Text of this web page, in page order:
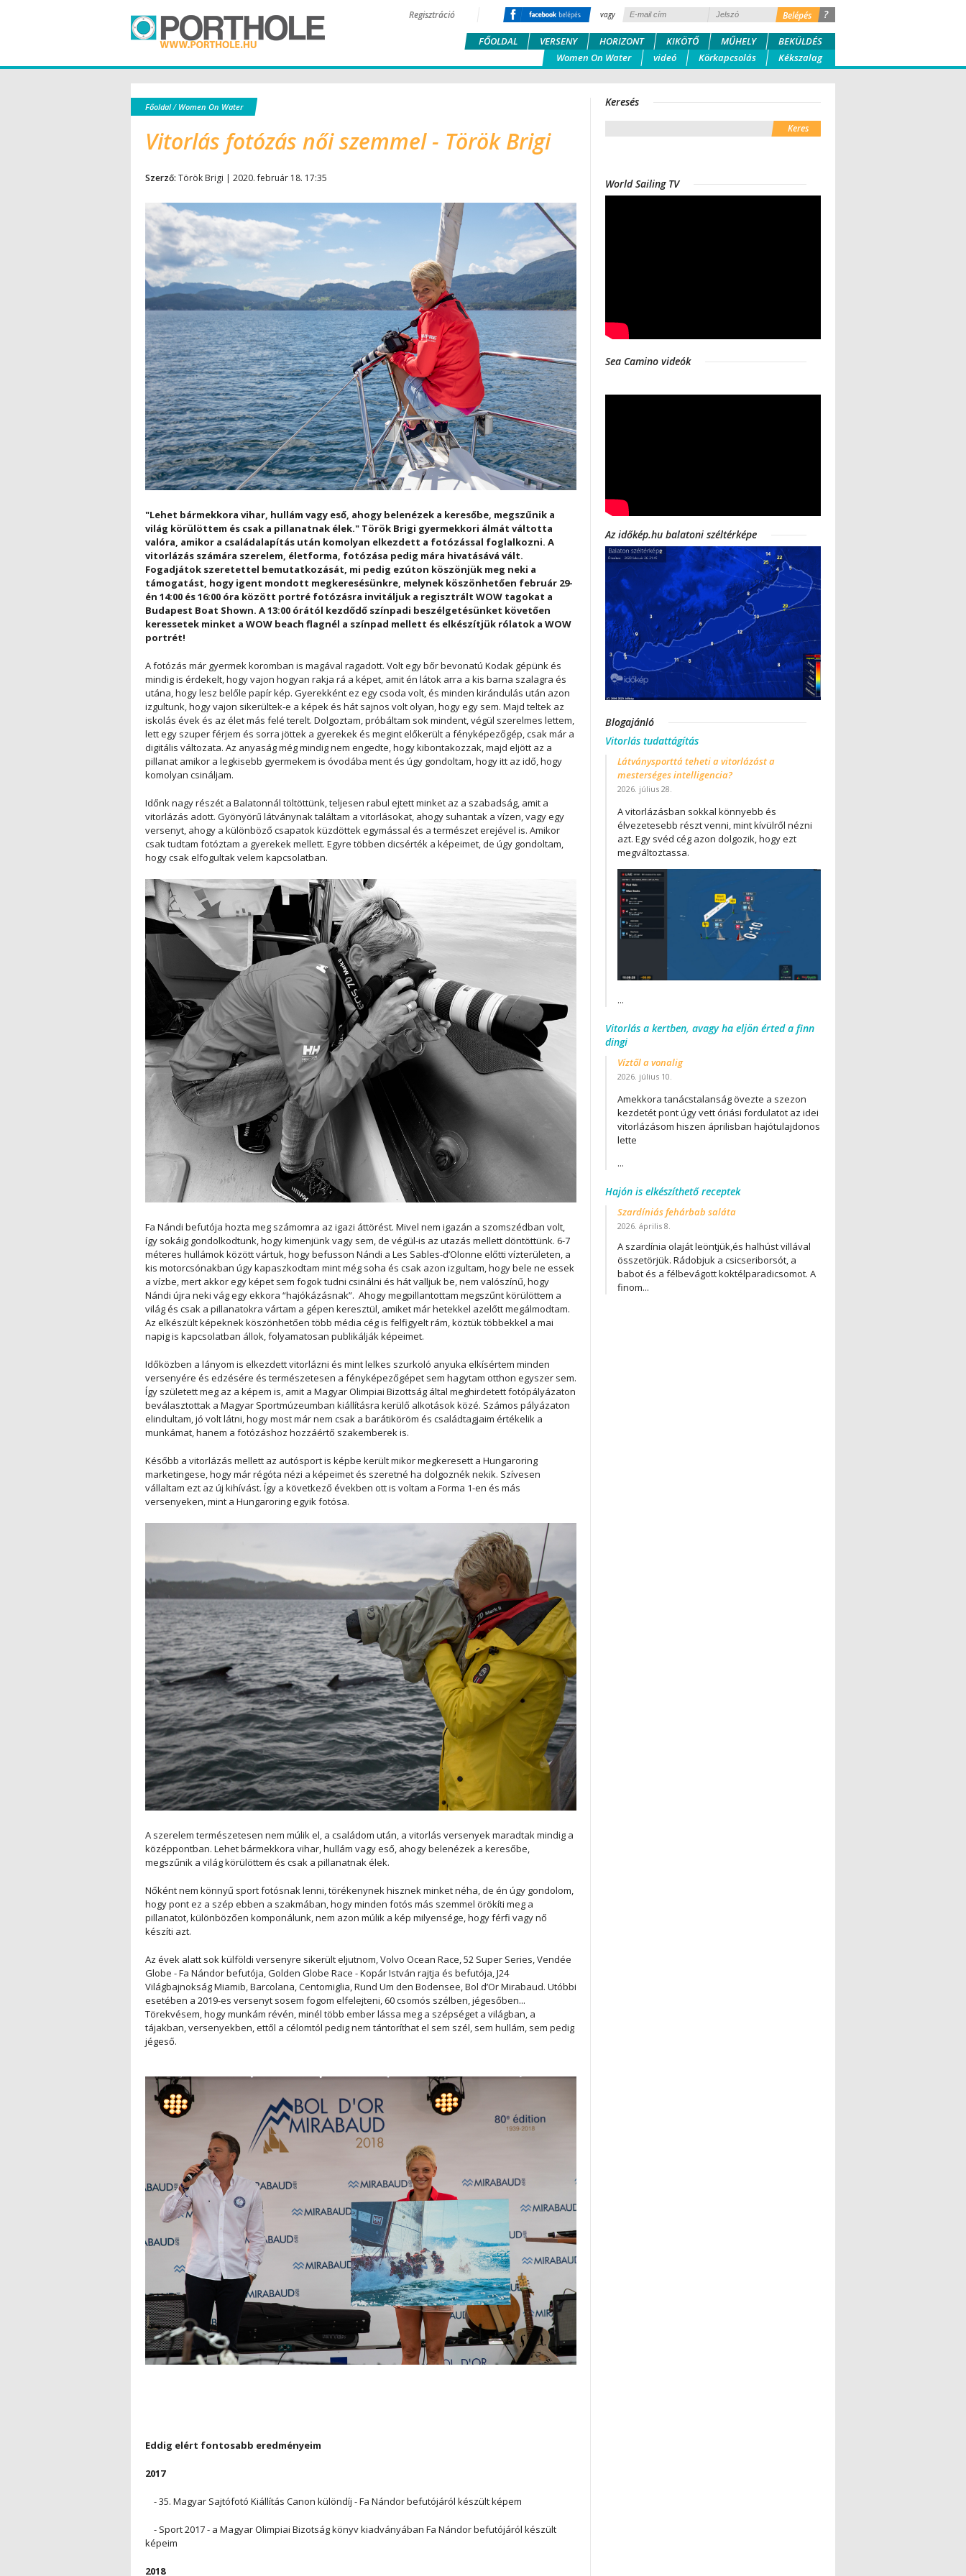
?
vagy
Regisztráció
FŐOLDAL VERSENY HORIZONT KIKÖTŐ MŰHELY
BEKÜLDÉS
Women On Water
videó Körkapcsolás Kékszalag
Főoldal/ Women On Water
Vitorlás fotózás női szemmel - Török Brigi
Szerző: Török Brigi | 2020. február 18. 17:35
"Lehet bármekkora vihar, hullám vagy eső, ahogy belenézek a keresőbe, megszűnik a
világ körülöttem és csak a pillanatnak élek." Török Brigi gyermekkori álmát váltotta
valóra, amikor a családalapítás után komolyan elkezdett a fotózással foglalkozni. A
vitorlázás számára szerelem, életforma, fotózása pedig mára hivatásává vált.
Fogadjátok szeretettel bemutatkozását, mi pedig ezúton köszönjük meg neki a
támogatást, hogy igent mondott megkeresésünkre, melynek köszönhetően február 29-
én 14:00 és 16:00 óra között portré fotózásra invitáljuk a regisztrált WOW tagokat a
Budapest Boat Shown. A 13:00 órától kezdődő színpadi beszélgetésünket követően
keressetek minket a WOW beach flagnél a színpad mellett és elkészítjük rólatok a WOW
portrét!
A fotózás már gyermek koromban is magával ragadott. Volt egy bőr bevonatú Kodak gépünk és
mindig is érdekelt, hogy vajon hogyan rakja rá a képet, amit én látok arra a kis barna szalagra és
utána, hogy lesz belőle papír kép. Gyerekként ez egy csoda volt, és minden kirándulás után azon
izgultunk, hogy vajon sikerültek-e a képek és hát sajnos volt olyan, hogy egy sem. Majd teltek az
iskolás évek és az élet más felé terelt. Dolgoztam, próbáltam sok mindent, végül szerelmes lettem,
lett egy szuper férjem és sorra jöttek a gyerekek és megint előkerült a fényképezőgép, csak már a
digitális változata. Az anyaság még mindig nem engedte, hogy kibontakozzak, majd eljött az a
pillanat amikor a legkisebb gyermekem is óvodába ment és úgy gondoltam, hogy itt az idő, hogy
komolyan csináljam.
Időnk nagy részét a Balatonnál töltöttünk, teljesen rabul ejtett minket az a szabadság, amit a
vitorlázás adott. Gyönyörű látványnak találtam a vitorlásokat, ahogy suhantak a vízen, vagy egy
versenyt, ahogy a különböző csapatok küzdöttek egymással és a természet erejével is. Amikor
csak tudtam fotóztam a gyerekek mellett. Egyre többen dicsérték a képeimet, de úgy gondoltam,
hogy csak elfogultak velem kapcsolatban.
Fa Nándi befutója hozta meg számomra az igazi áttörést. Mivel nem igazán a szomszédban volt,
így sokáig gondolkodtunk, hogy kimenjünk vagy sem, de végül-is az utazás mellett döntöttünk. 6-7
méteres hullámok között vártuk, hogy befusson Nándi a Les Sables-d’Olonne előtti vízterületen, a
kis motorcsónakban úgy kapaszkodtam mint még soha és csak azon izgultam, hogy bele ne essek
a vízbe, mert akkor egy képet sem fogok tudni csinálni és hát valljuk be, nem valószínű, hogy
Nándi újra neki vág egy ekkora “hajókázásnak”. Ahogy megpillantottam megszűnt körülöttem a
világ és csak a pillanatokra vártam a gépen keresztül, amiket már hetekkel azelőtt megálmodtam.
Az elkészült képeknek köszönhetően több média cég is felfigyelt rám, köztük többekkel a mai
napig is kapcsolatban állok, folyamatosan publikálják képeimet.
Időközben a lányom is elkezdett vitorlázni és mint lelkes szurkoló anyuka elkísértem minden
versenyére és edzésére és természetesen a fényképezőgépet sem hagytam otthon egyszer sem.
Így született meg az a képem is, amit a Magyar Olimpiai Bizottság által meghirdetett fotópályázaton
beválasztottak a Magyar Sportmúzeumban kiállításra kerülő alkotások közé. Számos pályázaton
elindultam, jó volt látni, hogy most már nem csak a barátiköröm és családtagjaim értékelik a
munkámat, hanem a fotózáshoz hozzáértő szakemberek is.
Később a vitorlázás mellett az autósport is képbe került mikor megkeresett a Hungaroring
marketingese, hogy már régóta nézi a képeimet és szeretné ha dolgoznék nekik. Szívesen
vállaltam ezt az új kihívást. Így a következő években ott is voltam a Forma 1-en és más
versenyeken, mint a Hungaroring egyik fotósa.
A szerelem természetesen nem múlik el, a családom után, a vitorlás versenyek maradtak mindig a
középpontban. Lehet bármekkora vihar, hullám vagy eső, ahogy belenézek a keresőbe,
megszűnik a világ körülöttem és csak a pillanatnak élek.
Nőként nem könnyű sport fotósnak lenni, törékenynek hisznek minket néha, de én úgy gondolom,
hogy pont ez a szép ebben a szakmában, hogy minden fotós más szemmel örökíti meg a
pillanatot, különbözően komponálunk, nem azon múlik a kép milyensége, hogy férfi vagy nő
készíti azt.
Az évek alatt sok külföldi versenyre sikerült eljutnom, Volvo Ocean Race, 52 Super Series, Vendée
Globe - Fa Nándor befutója, Golden Globe Race - Kopár István rajtja és befutója, J24
Világbajnokság Miamib, Barcolana, Centomiglia, Rund Um den Bodensee, Bol d’Or Mirabaud. Utóbbi
esetében a 2019-es versenyt sosem fogom elfelejteni, 60 csomós szélben, jégesőben...
Törekvésem, hogy munkám révén, minél több ember lássa meg a szépséget a világban, a
tájakban, versenyekben, ettől a célomtól pedig nem tántoríthat el sem szél, sem hullám, sem pedig
jégeső.
Eddig elért fontosabb eredményeim
2017
- 35. Magyar Sajtófotó Kiállítás Canon különdíj - Fa Nándor befutójáról készült képem
- Sport 2017 - a Magyar Olimpiai Bizotság könyv kiadványában Fa Nándor befutójáról készült
képeim
2018
Keresés
World Sailing TV
Sea Camino videók
Az időkép.hu balatoni széltérképe
Blogajánló
Vitorlás tudattágítás
Látványsporttá teheti a vitorlázást a
mesterséges intelligencia?
2026. július 28.
A vitorlázásban sokkal könnyebb és
élvezetesebb részt venni, mint kívülről nézni
azt. Egy svéd cég azon dolgozik, hogy ezt
megváltoztassa.
...
Vitorlás a kertben, avagy ha eljön érted a finn
dingi
Víztől a vonalig
2026. július 10.
Amekkora tanácstalanság övezte a szezon
kezdetét pont úgy vett óriási fordulatot az idei
vitorlázásom hiszen áprilisban hajótulajdonos
lette
...
Hajón is elkészíthető receptek
Szardíniás fehárbab saláta
2026. április 8.
A szardínia olaját leöntjük,és halhúst villával
összetörjük. Rádobjuk a csicseriborsót, a
babot és a félbevágott koktélparadicsomot. A
finom...